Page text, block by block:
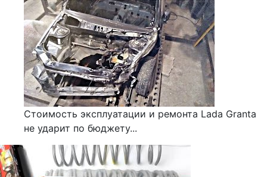
Стоимость эксплуатации и ремонта Lada Granta
не ударит по бюджету...